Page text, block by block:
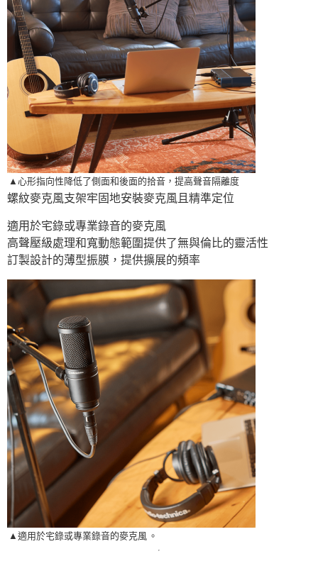
▲心形指向性降低了側面和後面的拾音，提高聲音隔離度
螺紋麥克風支架牢固地安裝麥克風且精準定位
適用於宅錄或專業錄音的麥克風
高聲壓級處理和寬動態範圍提供了無與倫比的靈活性
訂製設計的薄型振膜，提供擴展的頻率
▲適用於宅錄或專業錄音的麥克風 。